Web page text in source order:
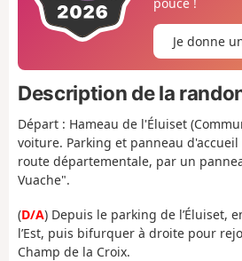
Je donne
Description de la
Départ : Hameau de l'Éluiset
voiture. Parking et panneau
route départementale, par un
Vuache".
(D/A) Depuis le parking de l’Éluiset,
l’Est, puis bifurquer à droite pour
Champ de la Croix.